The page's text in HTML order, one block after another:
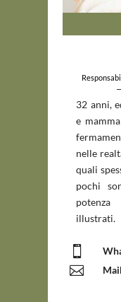
32 anni,
e
nelle
quali
pochi
potenza
illustrati.

 Mail